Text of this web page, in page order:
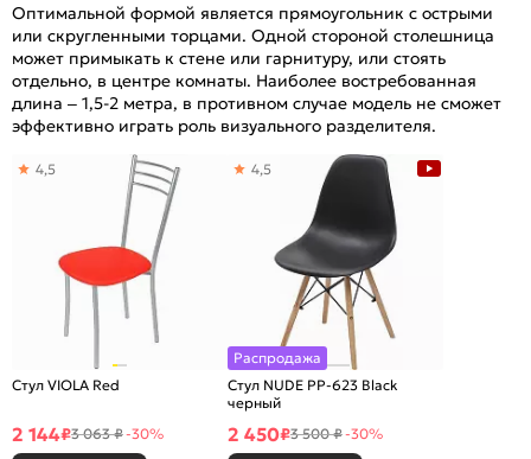
Оптимальной формой является прямоугольник с острыми
или скругленными торцами. Одной стороной столешница
может примыкать к стене или гарнитуру, или стоять
отдельно, в центре комнаты. Наиболее востребованная
длина – 1,5-2 метра, в противном случае модель не сможет
эффективно играть роль визуального разделителя.
Стул VIOLA Red
4,5
2 144₽3 063 ₽-30%
Распродажа
Стул NUDE PP-623 Black
черный
4,5
2 450₽3 500 ₽-30%